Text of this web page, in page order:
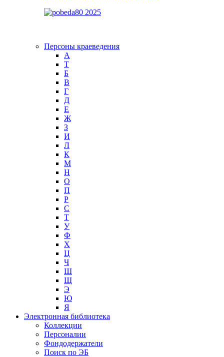
Персоны краеведения
А
T
Б
В
Г
Д
Е
Ж
З
И
Л
К
М
Н
О
П
Р
С
Т
У
Ф
Х
Ц
Ч
Ш
Щ
Э
Ю
Я
Электронная библиотека
Коллекции
Персоналии
Фондодержатели
Поиск по ЭБ